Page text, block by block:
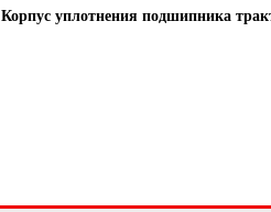
Корпус уплотнения подшипника